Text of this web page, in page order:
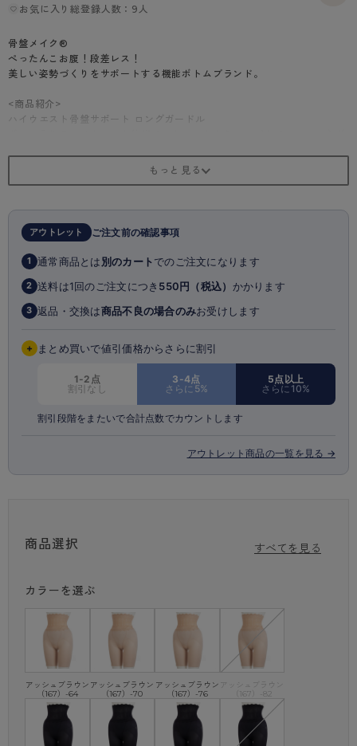
お気に入り総登録人数：9人
骨盤メイク®
ぺったんこお腹！段差レス！
美しい姿勢づくりをサポートする機能ボトムブランド。
<商品紹介>
ハイウエスト骨盤サポート ロングガードル
・人気ロングセラー品番（61449）のレースリニューアル商品！
・ハイウエスト部分にボーン入り
・クロスフロントでしっかりお腹をカバー
・パワーネットで強力にヒップアップ
・足口がフラットでボトムラインがひびきにくい
・綿マチ付きでなので1枚履きも可能
・吸汗速乾加工
・実用新案登録第3201359号
アウトレット ご注文前の確認事項
1 通常商品とは別のカートでのご注文になります
2 送料は1回のご注文につき 550円（税込） かかります
3 返品・交換は商品不良の場合のみお受けします
+ まとめ買いで値引価格からさらに割引
1-2点
割引なし
3-4点
さらに5%
5点以上
さらに10%
割引段階をまたいで合計点数でカウントします
アウトレット商品の一覧を見る →
商品選択 すべてを見る
カラーを選ぶ
アッシュブラウン
（167）-64
アッシュブラウン
（167）-70
アッシュブラウン
（167）-76
アッシュブラウン
（167）-82